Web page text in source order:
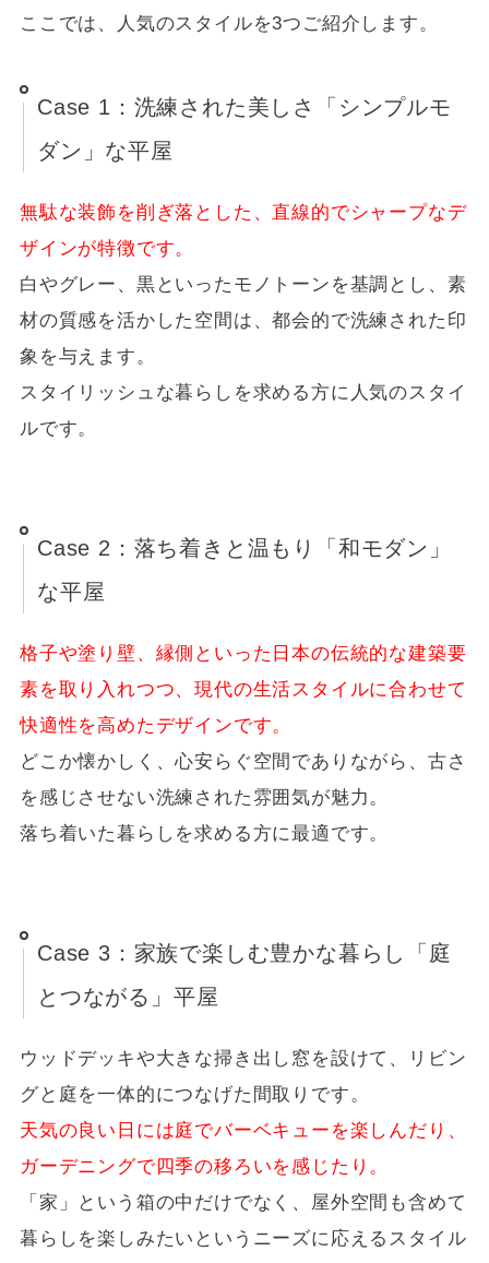
ここでは、人気のスタイルを3つご紹介します。
Case 1：洗練された美しさ「シンプルモ
ダン」な平屋
無駄な装飾を削ぎ落とした、直線的でシャープなデ
ザインが特徴です。
白やグレー、黒といったモノトーンを基調とし、素
材の質感を活かした空間は、都会的で洗練された印
象を与えます。
スタイリッシュな暮らしを求める方に人気のスタイ
ルです。
Case 2：落ち着きと温もり「和モダン」
な平屋
格子や塗り壁、縁側といった日本の伝統的な建築要
素を取り入れつつ、現代の生活スタイルに合わせて
快適性を高めたデザインです。
どこか懐かしく、心安らぐ空間でありながら、古さ
を感じさせない洗練された雰囲気が魅力。
落ち着いた暮らしを求める方に最適です。
Case 3：家族で楽しむ豊かな暮らし「庭
とつながる」平屋
ウッドデッキや大きな掃き出し窓を設けて、リビン
グと庭を一体的につなげた間取りです。
天気の良い日には庭でバーベキューを楽しんだり、
ガーデニングで四季の移ろいを感じたり。
「家」という箱の中だけでなく、屋外空間も含めて
暮らしを楽しみたいというニーズに応えるスタイル